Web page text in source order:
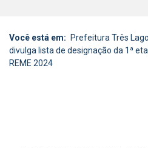
Você está em: Prefeitura Três
divulga lista de designação da 1ª
REME 2024